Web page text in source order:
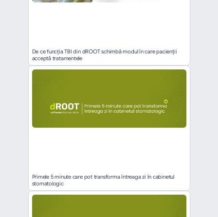
De ce funcția TBI din dROOT schimbă modul în care pacienții
acceptă tratamentele
Primele 5 minute care pot transforma întreaga zi în cabinetul
stomatologic